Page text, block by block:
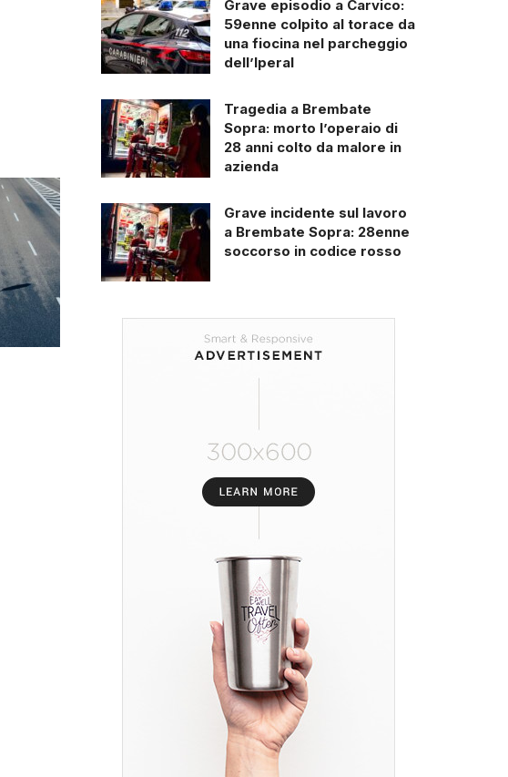
Grave episodio a Carvico:
59enne colpito al torace da
una fiocina nel parcheggio
dell’Iperal
Tragedia a Brembate
Sopra: morto l’operaio di
28 anni colto da malore in
azienda
Grave incidente sul lavoro
a Brembate Sopra: 28enne
soccorso in codice rosso